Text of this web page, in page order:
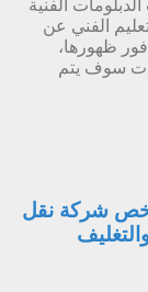
الفنية
الفني عن
فور ظهورها،
سوف يتم
شركة نقل